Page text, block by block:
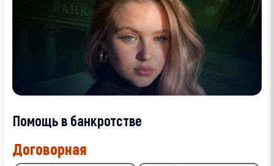
Помощь в банкротстве
Договорная